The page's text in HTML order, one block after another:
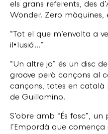
els grans referents, des
Wonder. Zero màquines,
“Tot el que m’envolta a
il•lusió…”
“Un altre jo” és un disc
groove però cançons al
cançons, totes en
de Guillamino.
S’obre amb “És fosc”,
l’Empordà que